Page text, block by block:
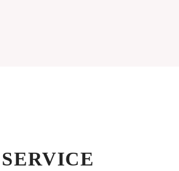
SERVICE